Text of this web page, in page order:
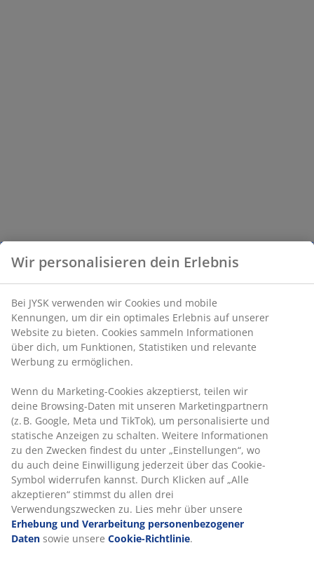
Wir personalisieren dein Erlebnis
Bei JYSK verwenden wir Cookies und mobile
Kennungen, um dir ein optimales Erlebnis auf unserer
Website zu bieten. Cookies sammeln Informationen
über dich, um Funktionen, Statistiken und relevante
Werbung zu ermöglichen.
Wenn du Marketing-Cookies akzeptierst, teilen wir
deine Browsing-Daten mit unseren Marketingpartnern
(z. B. Google, Meta und TikTok), um personalisierte und
statische Anzeigen zu schalten. Weitere Informationen
zu den Zwecken findest du unter „Einstellungen“, wo
du auch deine Einwilligung jederzeit über das Cookie-
Symbol widerrufen kannst. Durch Klicken auf „Alle
akzeptieren“ stimmst du allen drei
Verwendungszwecken zu. Lies mehr über unsere
Erhebung und Verarbeitung personenbezogener
Daten sowie unsere Cookie-Richtlinie.